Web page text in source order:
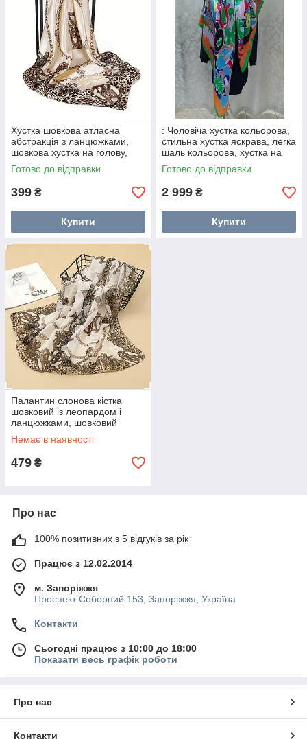
Хустка шовкова атласна
абстракція з ланцюжками,
шовкова хустка на голову,
косинка, хустка на шию.
Готово до відправки
399 ₴
Купити
: Чоловіча хустка кольорова,
стильна хустка яскрава, легка
шаль кольорова, хустка на
голову жіноча кольорова
Готово до відправки
2 999 ₴
Купити
Палантин слонова кістка
шовковий із леопардом і
ланцюжками, шовковий
бежевий шарф на голову,
шарф на шию.
Немає в наявності
479 ₴
Про нас
100% позитивних з 5 відгуків за рік
Працює з 12.02.2014
м. Запоріжжя
Проспект Соборний 153, Запоріжжя, Україна
Контакти
Сьогодні працює з 10:00 до 18:00
Показати весь графік роботи
Про нас
Контакти